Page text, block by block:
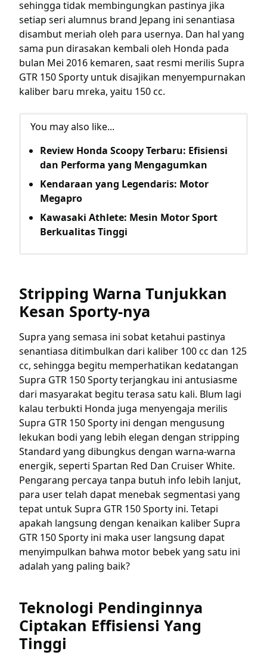
sehingga tidak membingungkan pastinya jika
setiap seri alumnus brand Jepang ini senantiasa
disambut meriah oleh para usernya. Dan hal yang
sama pun dirasakan kembali oleh Honda pada
bulan Mei 2016 kemaren, saat resmi merilis Supra
GTR 150 Sporty untuk disajikan menyempurnakan
kaliber baru mreka, yaitu 150 cc.
You may also like...
Review Honda Scoopy Terbaru: Efisiensi
dan Performa yang Mengagumkan
Kendaraan yang Legendaris: Motor
Megapro
Kawasaki Athlete: Mesin Motor Sport
Berkualitas Tinggi
Stripping Warna Tunjukkan
Kesan Sporty-nya
Supra yang semasa ini sobat ketahui pastinya
senantiasa ditimbulkan dari kaliber 100 cc dan 125
cc, sehingga begitu memperhatikan kedatangan
Supra GTR 150 Sporty terjangkau ini antusiasme
dari masyarakat begitu terasa satu kali. Blum lagi
kalau terbukti Honda juga menyengaja merilis
Supra GTR 150 Sporty ini dengan mengusung
lekukan bodi yang lebih elegan dengan stripping
Standard yang dibungkus dengan warna-warna
energik, seperti Spartan Red Dan Cruiser White.
Pengarang percaya tanpa butuh info lebih lanjut,
para user telah dapat menebak segmentasi yang
tepat untuk Supra GTR 150 Sporty ini. Tetapi
apakah langsung dengan kenaikan kaliber Supra
GTR 150 Sporty ini maka user langsung dapat
menyimpulkan bahwa motor bebek yang satu ini
adalah yang paling baik?
Teknologi Pendinginnya
Ciptakan Effisiensi Yang
Tinggi